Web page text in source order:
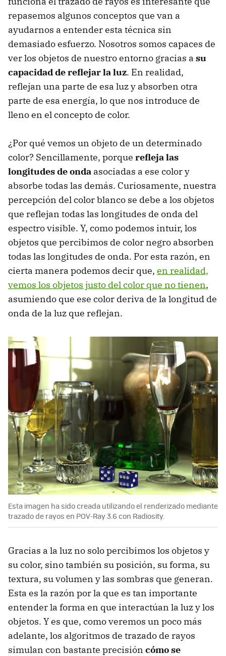
repasemos algunos conceptos que van a
ayudarnos a entender esta técnica sin
demasiado esfuerzo. Nosotros somos capaces de
ver los objetos de nuestro entorno gracias a su
capacidad de reflejar la luz. En realidad,
reflejan una parte de esa luz y absorben otra
parte de esa energía, lo que nos introduce de
lleno en el concepto de color.
¿Por qué vemos un objeto de un determinado
color? Sencillamente, porque refleja las
longitudes de onda asociadas a ese color y
absorbe todas las demás. Curiosamente, nuestra
percepción del color blanco se debe a los objetos
que reflejan todas las longitudes de onda del
espectro visible. Y, como podemos intuir, los
objetos que percibimos de color negro absorben
todas las longitudes de onda. Por esta razón, en
cierta manera podemos decir que, en realidad,
vemos los objetos justo del color que no tienen,
asumiendo que ese color deriva de la longitud de
onda de la luz que reflejan.
Esta imagen ha sido creada utilizando el renderizado mediante
trazado de rayos en POV-Ray 3.6 con Radiosity.
Gracias a la luz no solo percibimos los objetos y
su color, sino también su posición, su forma, su
textura, su volumen y las sombras que generan.
Esta es la razón por la que es tan importante
entender la forma en que interactúan la luz y los
objetos. Y es que, como veremos un poco más
adelante, los algoritmos de trazado de rayos
simulan con bastante precisión cómo se